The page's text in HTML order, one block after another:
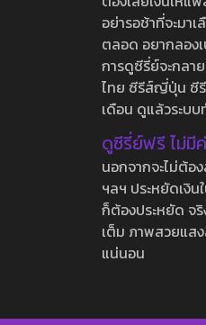
อย่ารอช้าที่จะมา
ตลอด อยากลอง
การดูซีรี่ย์จะกลา
ไทย ซีรีส์ญี่ปุ่น ซีรี
เดือน ดูแล้วระบ
ดูซีรี่ย์ฟรี ไม่มี
นอกจากจะไม่ต้อ
ฯลฯ ประหยัดเงิน
ก็ต้องประหยัด จ
เต็ม ภาพสวยแส
แน่นอน